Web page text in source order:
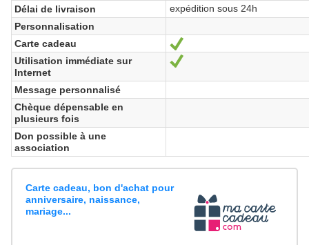
Délai de livraison
expédition sous 24h
Personnalisation
Carte cadeau
Sí
Utilisation immédiate sur
Internet
Sí
Message personnalisé
Chèque dépensable en
plusieurs fois
Don possible à une
association
Carte cadeau, bon d'achat pour
anniversaire, naissance,
mariage...